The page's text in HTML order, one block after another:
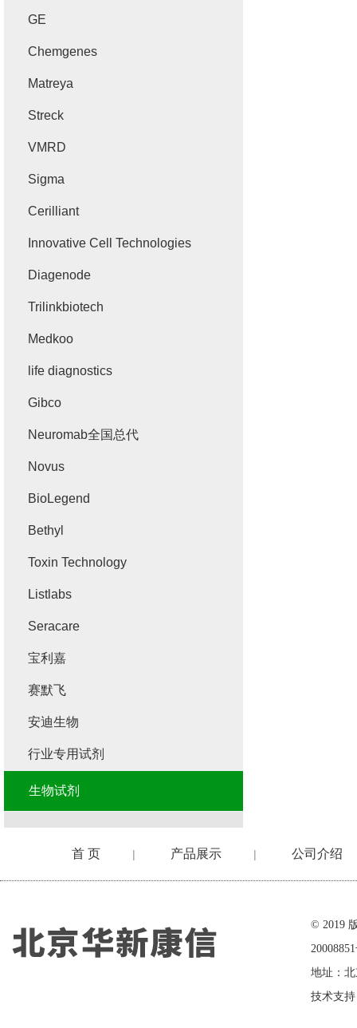
GE
Chemgenes
Matreya
Streck
VMRD
Sigma
Cerilliant
Innovative Cell Technologies
Diagenode
Trilinkbiotech
Medkoo
life diagnostics
Gibco
Neuromab全国总代
Novus
BioLegend
Bethyl
Toxin Technology
Listlabs
Seracare
宝利嘉
赛默飞
安迪生物
行业专用试剂
生物试剂
首 页 | 产品展示 | 公司介绍
© 2019
地址：
技术支